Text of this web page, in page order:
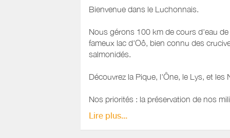
Bienvenue dans le Luchonnais.
Nous gérons 100 km de cours d'eau
fameux lac d'Oô, bien connu des
salmonidés.
Découvrez la Pique, l'Ône, le Lys, et
Nos priorités : la préservation de nos
parcours soumis aux fluctuations de
Le lac de Badech, situé en périphérie
Lire plus...